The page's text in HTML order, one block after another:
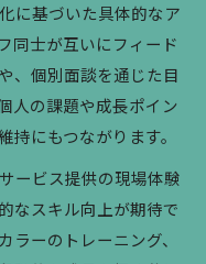
に基づいた具体的なア
同士が互いにフィード
、個別面談を通じた目
人の課題や成長ポイン
持にもつながります。
ービス提供の現場体験
なスキル向上が期待で
ラーのトレーニング、